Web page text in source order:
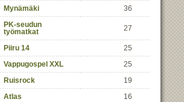
Mynämäki 36
PK-seudun
työmatkat
27
Piiru 14
25
Vappugospel XXL
25
Ruisrock
19
Atlas 16